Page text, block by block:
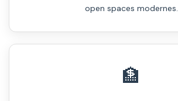
open spaces modernes.
🏦